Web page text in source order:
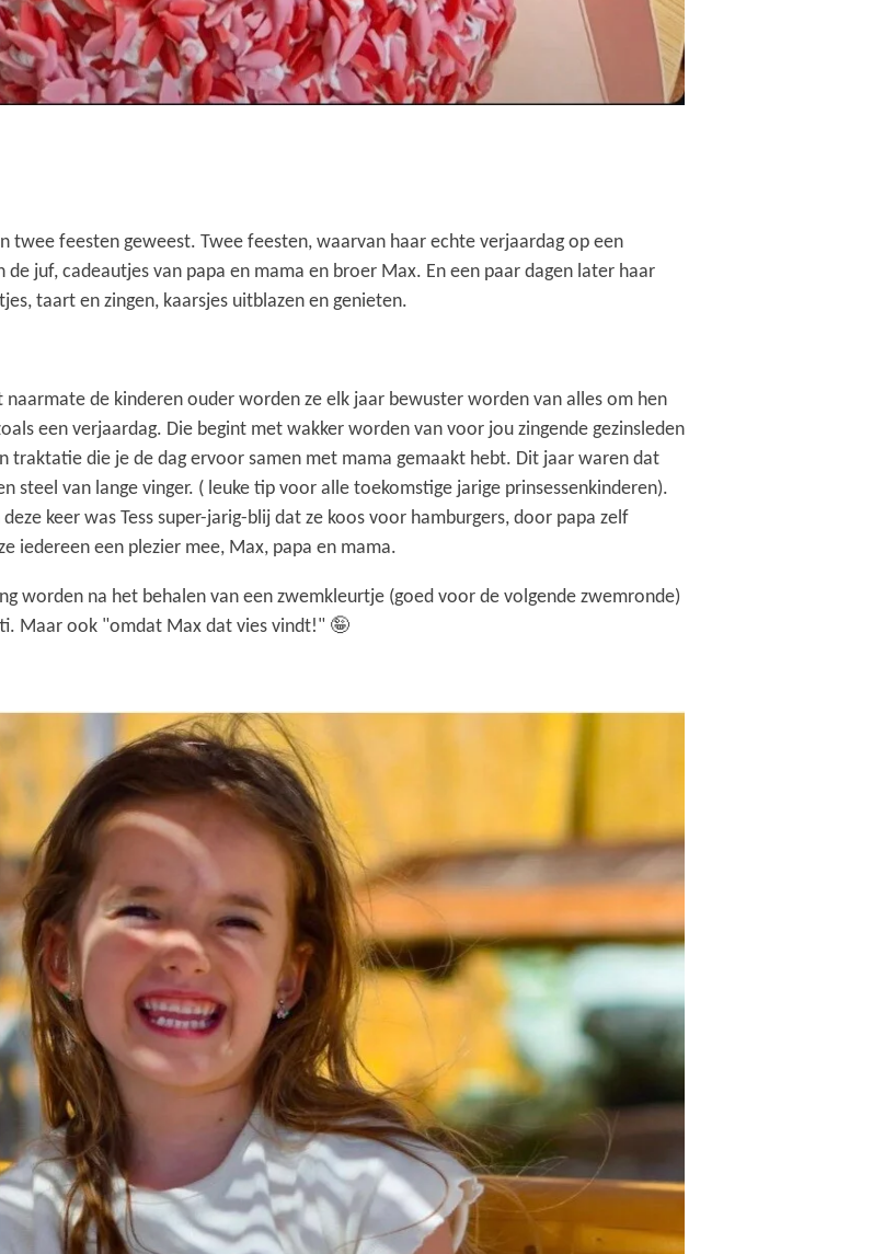
twee feesten geweest. Twee feesten, waarvan haar echte verjaardag op een
juf, cadeautjes van papa en mama en broer Max. En een paar dagen later haar
taart en zingen, kaarsjes uitblazen en genieten.
naarmate de kinderen ouder worden ze elk jaar bewuster worden van alles om hen
een verjaardag. Die begint met wakker worden van voor jou zingende gezinsleden
traktatie die je de dag ervoor samen met mama gemaakt hebt. Dit jaar waren dat
steel van lange vinger. ( leuke tip voor alle toekomstige jarige prinsessenkinderen).
keer was Tess super-jarig-blij dat ze koos voor hamburgers, door papa zelf
iedereen een plezier mee, Max, papa en mama.
worden na het behalen van een zwemkleurtje (goed voor de volgende zwemronde)
Maar ook "omdat Max dat vies vindt!" 🤪